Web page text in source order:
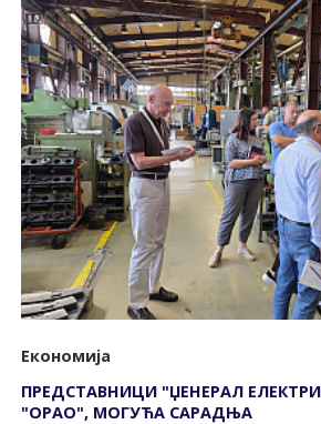
Економија
ПРЕДСТАВНИЦИ "ЏЕНЕРАЛ
"ОРАО", МОГУЋА САРАДЊА